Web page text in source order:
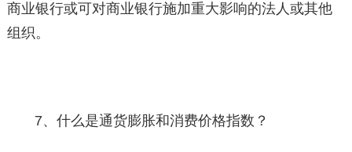
商业银行或可对商业银行施加重大影响的法人或其他
组织。
7、什么是通货膨胀和消费价格指数？